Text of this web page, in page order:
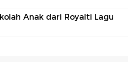
Anak dari Royalti Lagu